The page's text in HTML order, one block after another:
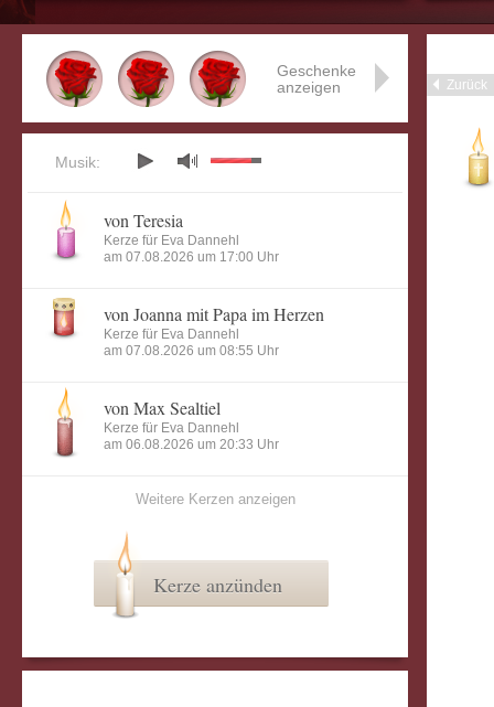
Zurück
Geschenke
anzeigen
Musik:
von Teresia
Kerze für Eva Dannehl
am 07.08.2026 um 17:00 Uhr
von Joanna mit Papa im Herzen
Kerze für Eva Dannehl
am 07.08.2026 um 08:55 Uhr
von Max Sealtiel
Kerze für Eva Dannehl
am 06.08.2026 um 20:33 Uhr
Weitere Kerzen anzeigen
Kerze anzünden